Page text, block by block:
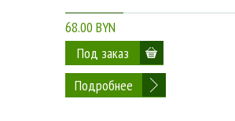
68.00 BYN
Подробнее